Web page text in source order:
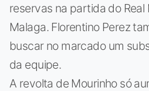
reservas na partida do
Malaga. Florentino Perez
buscar no marcado um
da equipe.
A revolta de Mourinho só